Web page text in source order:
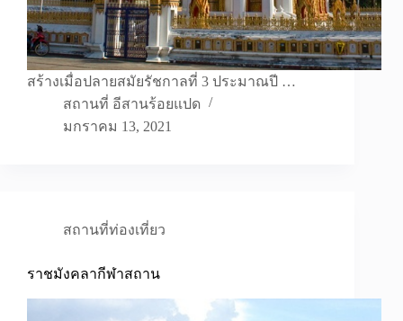
สร้างเมื่อปลายสมัยรัชกาลที่ 3 ประมาณปี …
สถานที่ อีสานร้อยแปด
มกราคม 13, 2021
สถานที่ท่องเที่ยว
ราชมังคลากีฬาสถาน